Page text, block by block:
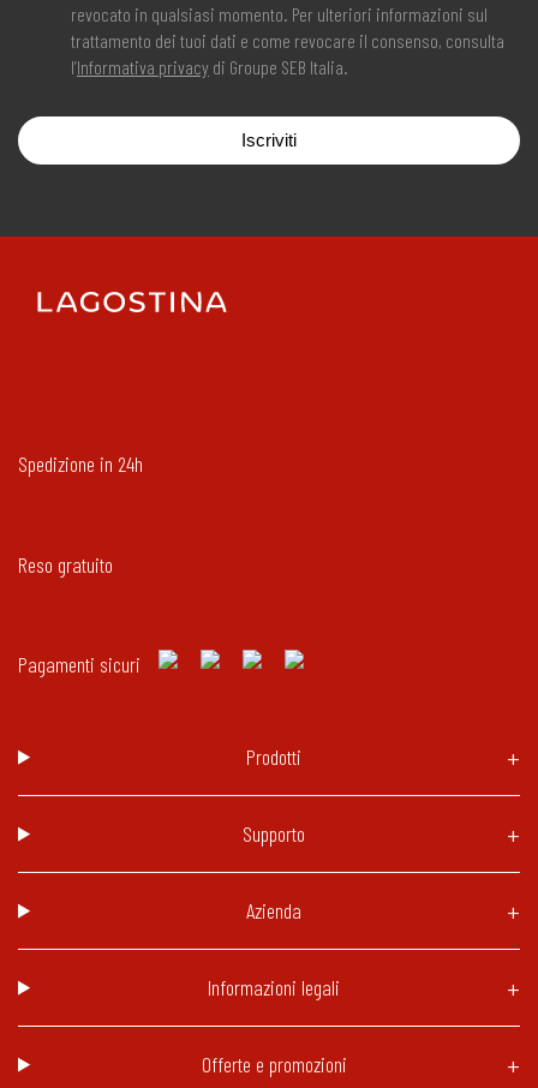
revocato in qualsiasi momento. Per ulteriori informazioni sul
trattamento dei tuoi dati e come revocare il consenso, consulta
l’Informativa privacy di Groupe SEB Italia.
Iscriviti
Spedizione in 24h
Reso gratuito
Pagamenti sicuri
Prodotti
Supporto
Azienda
Informazioni legali
Offerte e promozioni